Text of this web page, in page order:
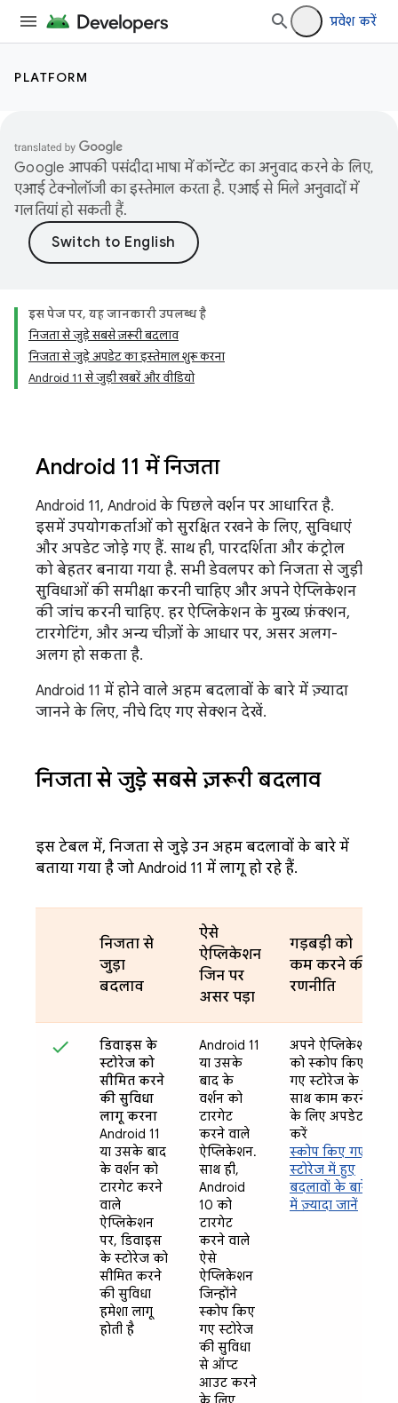
प्रवेश करें
PLATFORM
Google आपकी पसंदीदा भाषा में कॉन्टेंट का अनुवाद करने के लिए,
एआई टेक्नोलॉजी का इस्तेमाल करता है. एआई से मिले अनुवादों में
गलतियां हो सकती हैं.
इस पेज पर, यह जानकारी उपलब्ध है
निजता से जुड़े सबसे ज़रूरी बदलाव
निजता से जुड़े अपडेट का इस्तेमाल शुरू करना
Android 11 से जुड़ी खबरें और वीडियो
Android 11 में निजता
Android 11, Android के पिछले वर्शन पर आधारित है.
इसमें उपयोगकर्ताओं को सुरक्षित रखने के लिए, सुविधाएं
और अपडेट जोड़े गए हैं. साथ ही, पारदर्शिता और कंट्रोल
को बेहतर बनाया गया है. सभी डेवलपर को निजता से जुड़ी
सुविधाओं की समीक्षा करनी चाहिए और अपने ऐप्लिकेशन
की जांच करनी चाहिए. हर ऐप्लिकेशन के मुख्य फ़ंक्शन,
टारगेटिंग, और अन्य चीज़ों के आधार पर, असर अलग-
अलग हो सकता है.
Android 11 में होने वाले अहम बदलावों के बारे में ज़्यादा
जानने के लिए, नीचे दिए गए सेक्शन देखें.
निजता से जुड़े सबसे ज़रूरी बदलाव
इस टेबल में, निजता से जुड़े उन अहम बदलावों के बारे में
बताया गया है जो Android 11 में लागू हो रहे हैं.
निजता से
जुड़ा
बदलाव
ऐसे
ऐप्लिकेशन
जिन पर
असर पड़ा
गड़बड़ी को
कम करने की
रणनीति
डिवाइस के
स्टोरेज को
सीमित करने
की सुविधा
लागू करना
Android 11
या उसके बाद
के वर्शन को
टारगेट करने
वाले
ऐप्लिकेशन
पर, डिवाइस
के स्टोरेज को
सीमित करने
की सुविधा
हमेशा लागू
होती है
Android 11
या उसके
बाद के
वर्शन को
टारगेट
करने वाले
ऐप्लिकेशन.
साथ ही,
Android
10 को
टारगेट
करने वाले
ऐसे
ऐप्लिकेशन
जिन्होंने
स्कोप किए
गए स्टोरेज
की सुविधा
से ऑप्ट
आउट करने
अपने ऐप्लिकेशन
को स्कोप किए
गए स्टोरेज के
साथ काम करने
के लिए अपडेट
करें
स्कोप किए गए
स्टोरेज में हुए
बदलावों के बारे
में ज़्यादा जानें